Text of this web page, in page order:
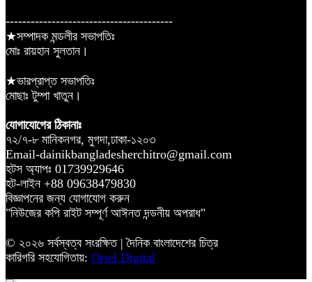
----------------------------------------
★সম্পাদক মন্ডলীর সভাপতিঃ
মোঃ রায়হান সুলতান।
★ভারপ্রাপ্ত সভাপতিঃ
মোছাঃ টুম্পা খাতুন।
যোগাযোগের ঠিকানাঃ
৭২/৭-৮ মানিকনগর, মুগদা,ঢাকা-১২০৩
Email-dainikbangladesherchitro@gmail.com
হটস অ্যাপঃ 01739929646
হট-লাইন +88 09638479830
বিজ্ঞাপনের জন্য যোগাযোগ করুন
"নিউজের কপি রাইট সম্পূর্ণ আঈনত দন্ডনীয় অপরাধ"
© ২০২৬ সর্বস্বত্ব সংরক্ষিত | দৈনিক বাংলাদেশের চিত্র
কারিগরি সহযোগিতায়: Oriel Digital